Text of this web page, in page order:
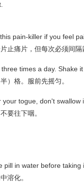
pain-killer if you feel
止痛片，但每次必须间隔
times a day. Shake
）格。服前先摇匀。
togue, don't swallow
要往下咽。
pill in water before taking
溶化。